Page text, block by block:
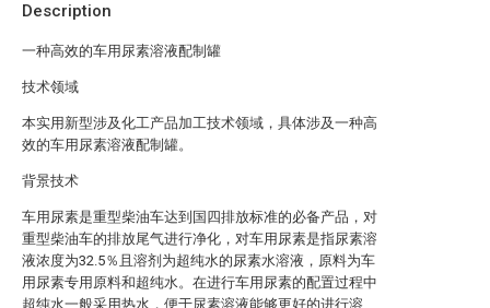
Description
一种高效的车用尿素溶液配制罐
技术领域
本实用新型涉及化工产品加工技术领域，具体涉及一种高
效的车用尿素溶液配制罐。
背景技术
车用尿素是重型柴油车达到国四排放标准的必备产品，对
重型柴油车的排放尾气进行净化，对车用尿素是指尿素溶
液浓度为32.5％且溶剂为超纯水的尿素水溶液，原料为车
用尿素专用原料和超纯水。在进行车用尿素的配置过程中
超纯水一般采用热水，便于尿素溶液能够更好的进行溶